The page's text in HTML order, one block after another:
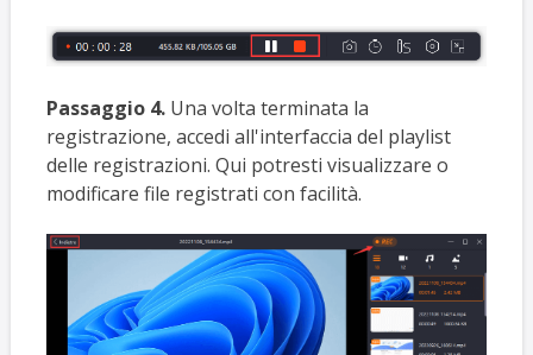
Passaggio 4. Una volta terminata la
registrazione, accedi all'interfaccia del playlist
delle registrazioni. Qui potresti visualizzare o
modificare file registrati con facilità.